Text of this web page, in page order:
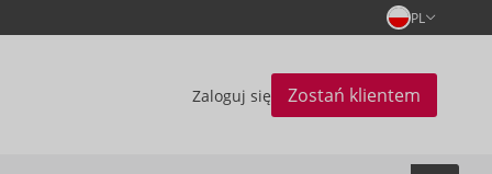
PL
Zaloguj się Zostań klientem